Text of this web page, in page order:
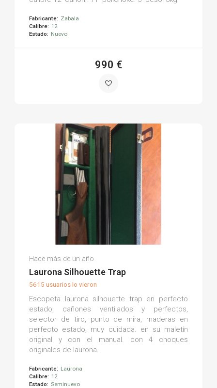
Fabricante: Zabala
Calibre: 12
Estado: Nuevo
990 €
Oscar F.
Hace más de un año
Laurona Silhouette Trap
5615 usuarios lo vieron
Escopeta laurona silhouette trap en perfecto
estado, cañones ventilados y perfectos,
selector de tiro, punto de mira, maderas en
perfecto estado, muy cuidada. en su maletín
original y con el manual. con 4 choques
originales de laurona.
Fabricante: Laurona
Calibre: 12
Estado: Seminuevo